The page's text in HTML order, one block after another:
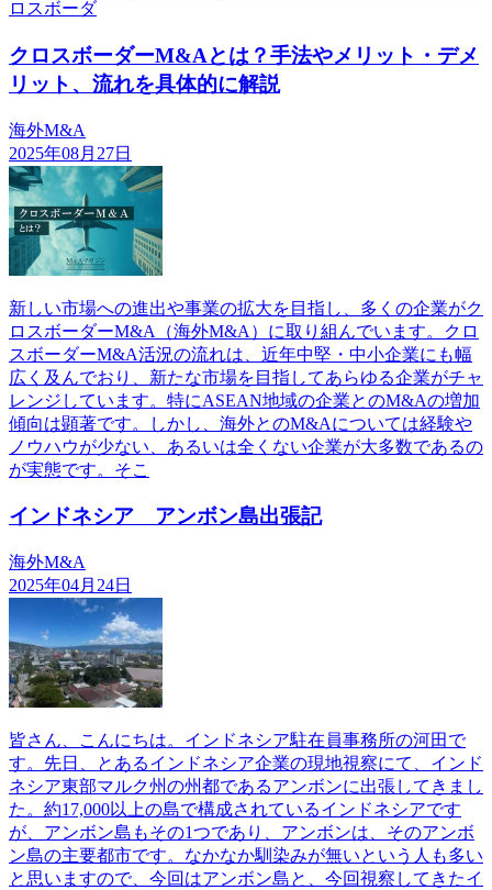
ロスボーダ
クロスボーダーM&Aとは？手法やメリット・デメ
リット、流れを具体的に解説
海外M&A
2025年08月27日
新しい市場への進出や事業の拡大を目指し、多くの企業がク
ロスボーダーM&A（海外M&A）に取り組んでいます。クロ
スボーダーM&A活況の流れは、近年中堅・中小企業にも幅
広く及んでおり、新たな市場を目指してあらゆる企業がチャ
レンジしています。特にASEAN地域の企業とのM&Aの増加
傾向は顕著です。しかし、海外とのM&Aについては経験や
ノウハウが少ない、あるいは全くない企業が大多数であるの
が実態です。そこ
インドネシア アンボン島出張記
海外M&A
2025年04月24日
皆さん、こんにちは。インドネシア駐在員事務所の河田で
す。先日、とあるインドネシア企業の現地視察にて、インド
ネシア東部マルク州の州都であるアンボンに出張してきまし
た。約17,000以上の島で構成されているインドネシアです
が、アンボン島もその1つであり、アンボンは、そのアンボ
ン島の主要都市です。なかなか馴染みが無いという人も多い
と思いますので、今回はアンボン島と、今回視察してきたイ